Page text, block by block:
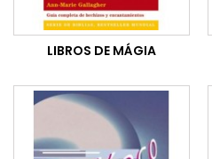
LIBROS DE MÁGIA